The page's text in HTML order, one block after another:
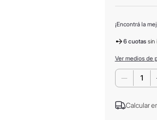
¡Encontrá la
6 cuotas sin
Ver medios de
－
Calcular